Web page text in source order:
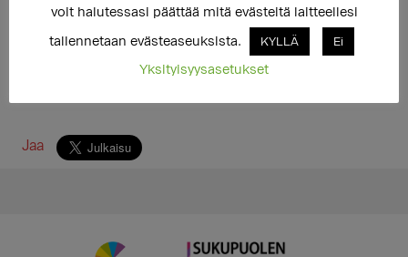
Jaa
voit halutessasi päättää mitä evästeitä laitteellesi
tallennetaan evästeaseuksista. KYLLÄ Ei
Yksityisyysasetukset